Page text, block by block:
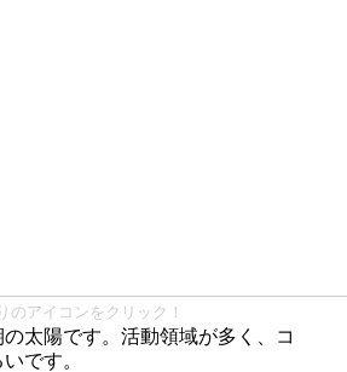
のアイコンをクリック！
太陽です。活動領域が多く、コ
です。